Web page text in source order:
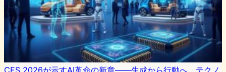
CES 2026が示すAI革命の新章――生成から行動へ、テクノ